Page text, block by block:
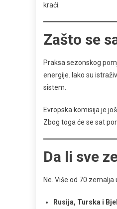
kraći.
Zašto se
Praksa sezonskog
energije. Iako su
sistem.
Evropska komisija je
Zbog toga će se sat
Da li sve
Ne. Više od 70
Rusija, Turska i